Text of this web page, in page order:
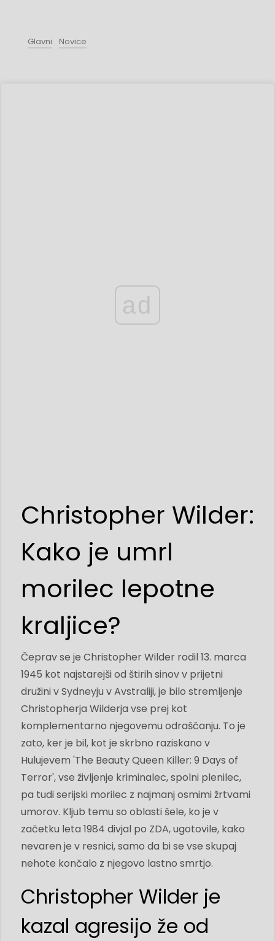
Glavni Novice
ad
Christopher Wilder:
Kako je umrl
morilec lepotne
kraljice?
Čeprav se je Christopher Wilder rodil 13. marca
1945 kot najstarejši od štirih sinov v prijetni
družini v Sydneyju v Avstraliji, je bilo stremljenje
Christopherja Wilderja vse prej kot
komplementarno njegovemu odraščanju. To je
zato, ker je bil, kot je skrbno raziskano v
Hulujevem 'The Beauty Queen Killer: 9 Days of
Terror', vse življenje kriminalec, spolni plenilec,
pa tudi serijski morilec z najmanj osmimi žrtvami
umorov. Kljub temu so oblasti šele, ko je v
začetku leta 1984 divjal po ZDA, ugotovile, kako
nevaren je v resnici, samo da bi se vse skupaj
nehote končalo z njegovo lastno smrtjo.
Christopher Wilder je
kazal agresijo že od